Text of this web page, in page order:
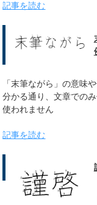
記事を読む
「末筆ながら」の意味
分かる通り、文章での
使われません
記事を読む